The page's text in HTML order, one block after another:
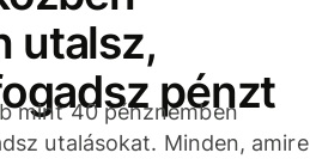
utalsz,
pénzt
mint 40 pénznemben
utalásokat. Minden, amire